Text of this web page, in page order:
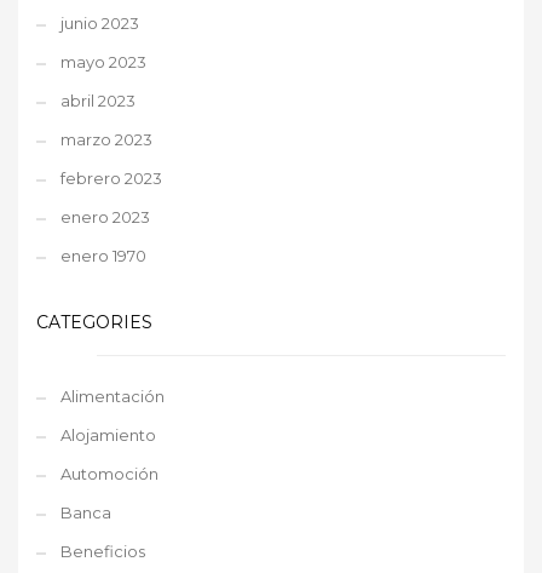
junio 2023
mayo 2023
abril 2023
marzo 2023
febrero 2023
enero 2023
enero 1970
CATEGORIES
Alimentación
Alojamiento
Automoción
Banca
Beneficios